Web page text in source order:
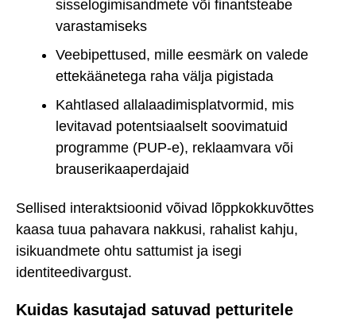
sisselogimisandmete või finantsteabe
varastamiseks
Veebipettused, mille eesmärk on valede
ettekäänetega raha välja pigistada
Kahtlased allalaadimisplatvormid, mis
levitavad potentsiaalselt soovimatuid
programme (PUP-e), reklaamvara või
brauserikaaperdajaid
Sellised interaktsioonid võivad lõppkokkuvõttes
kaasa tuua pahavara nakkusi, rahalist kahju,
isikuandmete ohtu sattumist ja isegi
identiteedivargust.
Kuidas kasutajad satuvad petturitele